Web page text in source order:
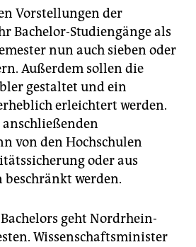
Vorstellungen der
Bachelor-Studiengänge als
nun auch sieben oder
Außerdem sollen die
gestaltet und ein
erleichtert werden.
von den Hochschulen
oder aus
werden.
geht Nordrhein-
Wissenschaftsminister